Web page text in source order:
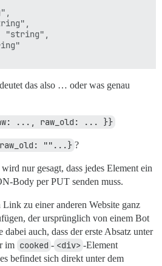
"string",
das also … oder was genau
..., raw_old: ... }}
""...} ?
wird nur gesagt, dass jedes Element ein
Body per PUT senden muss.
zu einer anderen Website ganz
der ursprünglich von einem Bot
auch, dass der erste Absatz unter
im cooked - <div> -Element
befindet sich direkt unter dem